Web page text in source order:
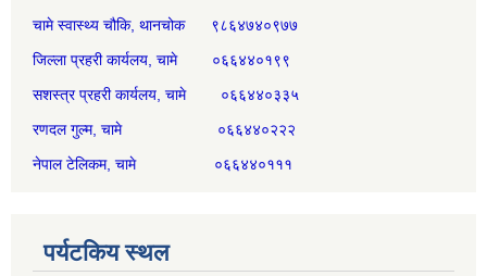
चामे स्वास्थ्य चौकि, थानचोक ९८६४७४०९७७
जिल्ला प्रहरी कार्यलय, चामे ०६६४४०१९९
सशस्त्र प्रहरी कार्यलय, चामे ०६६४४०३३५
रणदल गुल्म, चामे ०६६४४०२२२
नेपाल टेलिकम, चामे ०६६४४०१११
पर्यटकिय स्थल